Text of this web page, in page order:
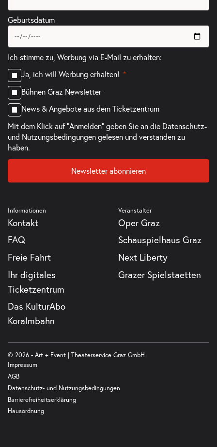
Geburtsdatum
Ich stimme zu, Werbung via E-Mail zu erhalten:
Ja, ich will Werbung erhalten!
Bühnen Graz Newsletter
News & Angebote aus dem Ticketzentrum
Mit dem Klick auf "Anmelden" geben Sie an die Datenschutz-
und Nutzungsbedingungengelesen und verstanden zu
haben.
Newsletter abonnieren
Informationen
Kontakt
FAQ
Freie Fahrt
Ihr digitales
Ticketzentrum
Das KulturAbo
Koralmbahn
Veranstalter
Oper Graz
Schauspielhaus Graz
Next Liberty
Grazer Spielstaetten
© 2026 - Art + Event | Theaterservice Graz GmbH
Impressum
AGB
Datenschutz- und Nutzungsbedingungen
Barrierefreiheitserklärung
Hausordnung